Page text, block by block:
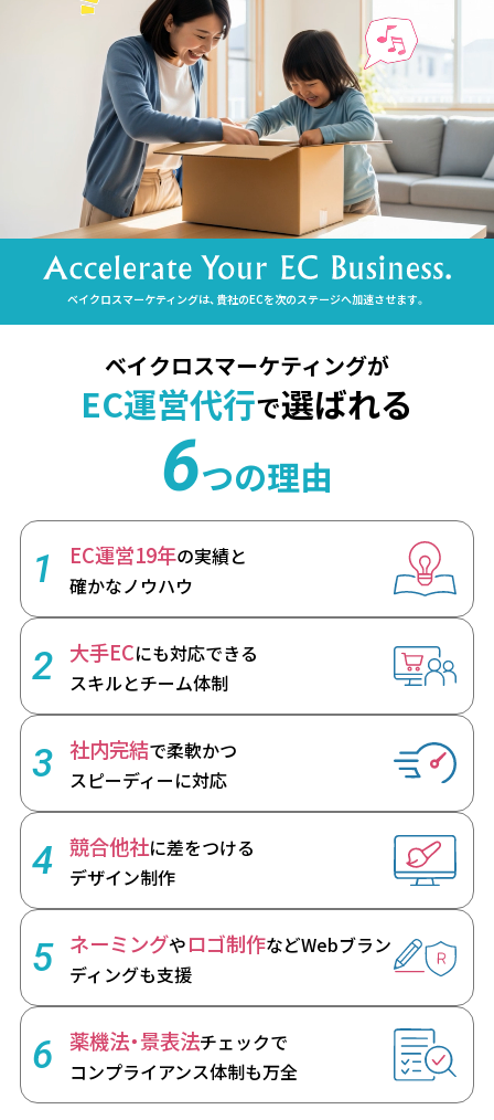
ベイクロスマーケティングは、貴社のECを次のステージへ加速させます。
ベイクロスマーケティングが
EC運営代行で選ばれる
6つの理由
1 EC運営19年の実績と
確かなノウハウ
2 大手ECにも対応できる
スキルとチーム体制
3 社内完結で柔軟かつ
スピーディーに対応
4 競合他社に差をつける
デザイン制作
5 ネーミングやロゴ制作などWebブラン
ディングも支援
6 薬機法・景表法チェックで
コンプライアンス体制も万全